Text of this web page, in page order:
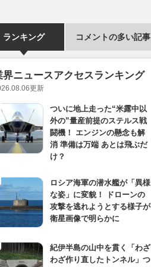
ランキング コメントの多い記事
界ニュースアクセスランキング
更新
ついに地上走った“米露中以
外の”量産前提のステルス戦
闘機！ エンジンの懸念も解
消 準備は万端 あとは飛ぶだ
け？
ロシア海軍の潜水艦が「異様
な姿」に変貌！ ドローンの
攻撃を逃れようとする様子が
衛星画像で明らかに
紀伊半島の山中を貫く「わざ
わざ作り直したトンネル」つ